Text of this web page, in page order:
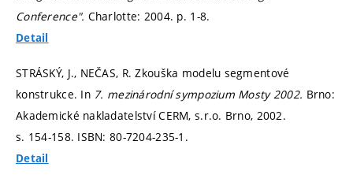
Conference". Charlotte: 2004. p. 1-8.
Detail
STRÁSKÝ, J., NEČAS, R. Zkouška modelu segmentové
konstrukce. In 7. mezinárodní sympozium Mosty 2002. Brno:
Akademické nakladatelství CERM, s.r.o. Brno, 2002.
s. 154-158. ISBN: 80-7204-235-1.
Detail